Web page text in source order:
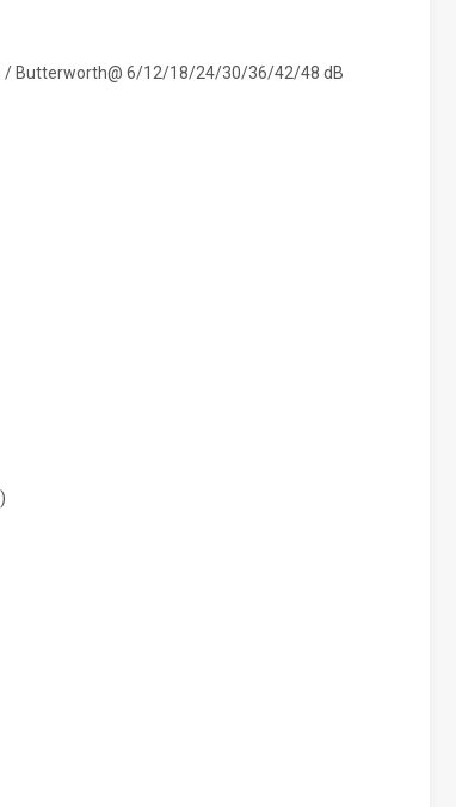
/ Butterworth@ 6/12/18/24/30/36/42/48 dB